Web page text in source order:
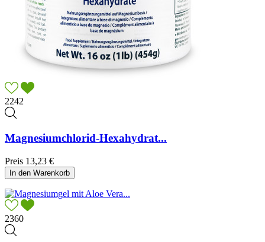
2242
Magnesiumchlorid-Hexahydrat...
Preis 13,23 €
In den Warenkorb
2360